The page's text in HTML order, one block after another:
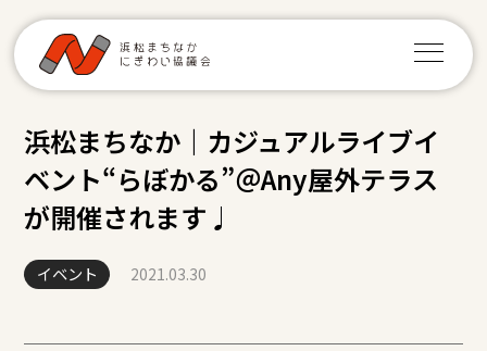
浜松まちなか｜カジュアルライブイ
ベント“らぼかる”＠Any屋外テラス
が開催されます♩
イベント 2021.03.30